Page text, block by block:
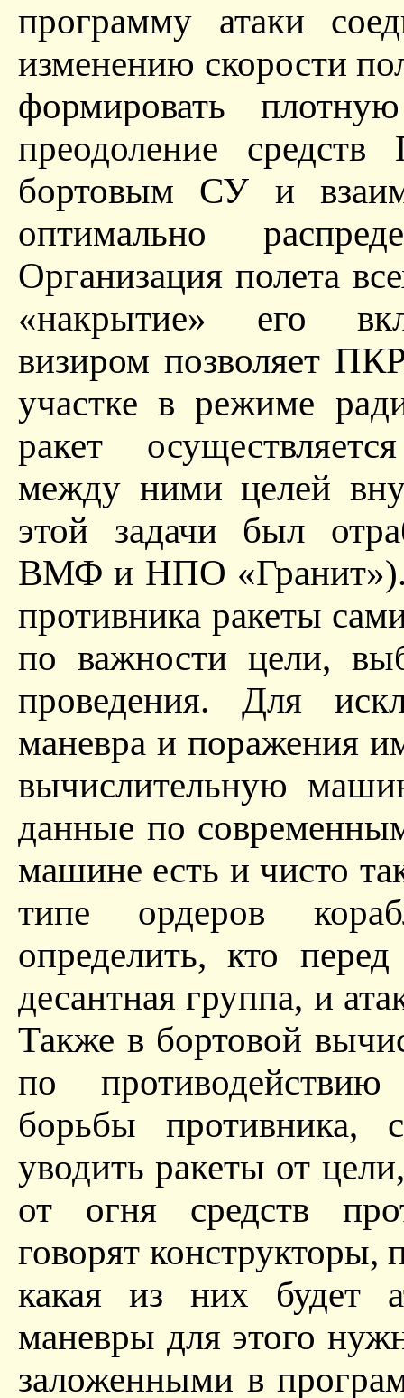
программу атаки
изменению скорости
формировать
преодоление
бортовым СУ и
оптимально
Организация полета
«накрытие» его
визиром позволяет
участке в режиме
ракет
между ними целей
этой задачи был
ВМФ и НПО «Гранит»).
противника ракеты
по важности цели,
проведения. Для
маневра и поражения
вычислительную
данные по
машине есть и чисто
типе ордеров
определить, кто
десантная группа, и
Также в бортовой
по противодействию
борьбы противника,
уводить ракеты от
от огня средств
говорят конструкторы,
какая из них будет
маневры для этого
заложенными в